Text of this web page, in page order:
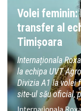
Volei feminin:
transfer al
Timișoara
Internaționala
la echipa UVT
Divizia A1 la volei
site-ul său oficial,
Internaționala